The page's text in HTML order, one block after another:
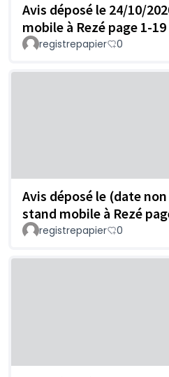
Avis déposé le 24/10/
mobile à Rezé page 1-19
registrepapier 0
Avis déposé le (date
stand mobile à Rezé
registrepapier 0